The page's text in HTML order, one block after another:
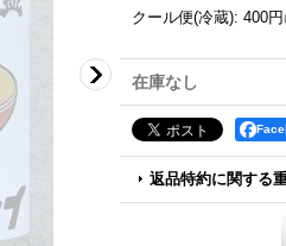
クール便(冷蔵): 400円
在庫なし
返品特約に関する